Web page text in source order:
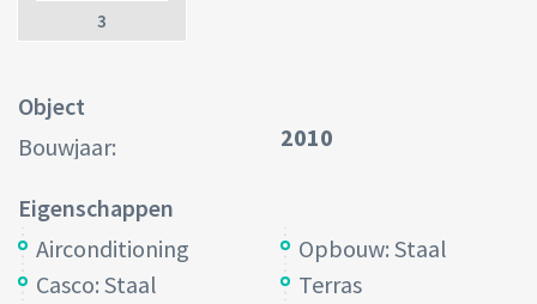
3
Object
Bouwjaar:
2010
Eigenschappen
Airconditioning
Casco: Staal
Opbouw: Staal
Terras